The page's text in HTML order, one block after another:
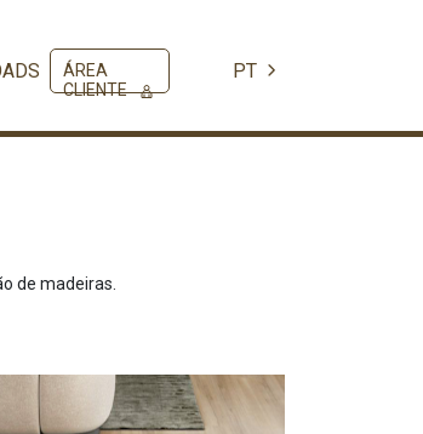
ÁREA
CLIENTE
PT
de madeiras.